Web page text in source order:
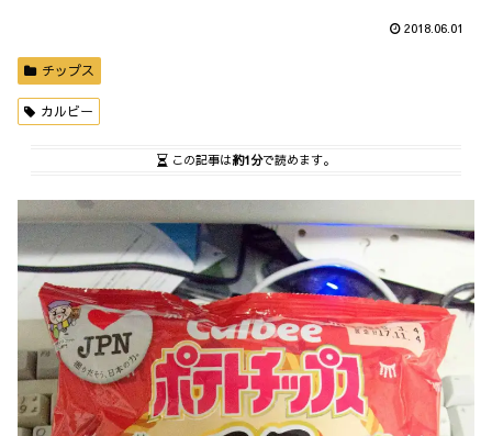
2018.06.01
チップス
カルビー
この記事は約1分で読めます。